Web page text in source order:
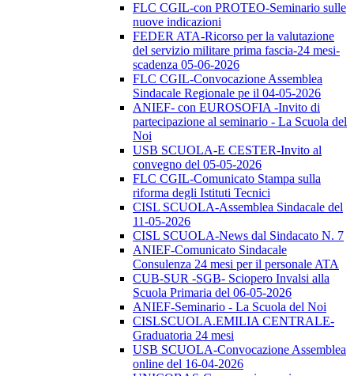
FLC CGIL-con PROTEO-Seminario sulle
nuove indicazioni
FEDER ATA-Ricorso per la valutazione
del servizio militare prima fascia-24 mesi-
scadenza 05-06-2026
FLC CGIL-Convocazione Assemblea
Sindacale Regionale pe il 04-05-2026
ANIEF- con EUROSOFIA -Invito di
partecipazione al seminario - La Scuola del
Noi
USB SCUOLA-E CESTER-Invito al
convegno del 05-05-2026
FLC CGIL-Comunicato Stampa sulla
riforma degli Istituti Tecnici
CISL SCUOLA-Assemblea Sindacale del
11-05-2026
CISL SCUOLA-News dal Sindacato N. 7
ANIEF-Comunicato Sindacale
Consulenza 24 mesi per il personale ATA
CUB-SUR -SGB- Sciopero Invalsi alla
Scuola Primaria del 06-05-2026
ANIEF-Seminario - La Scuola del Noi
CISLSCUOLA.EMILIA CENTRALE-
Graduatoria 24 mesi
USB SCUOLA-Convocazione Assemblea
online del 16-04-2026